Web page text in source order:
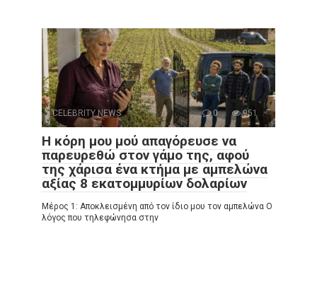
CELEBRITY NEWS 0 951
Η κόρη μου μού απαγόρευσε να
παρευρεθώ στον γάμο της, αφού
της χάρισα ένα κτήμα με αμπελώνα
αξίας 8 εκατομμυρίων δολαρίων
Μέρος 1: Αποκλεισμένη από τον ίδιο μου τον αμπελώνα Ο
λόγος που τηλεφώνησα στην